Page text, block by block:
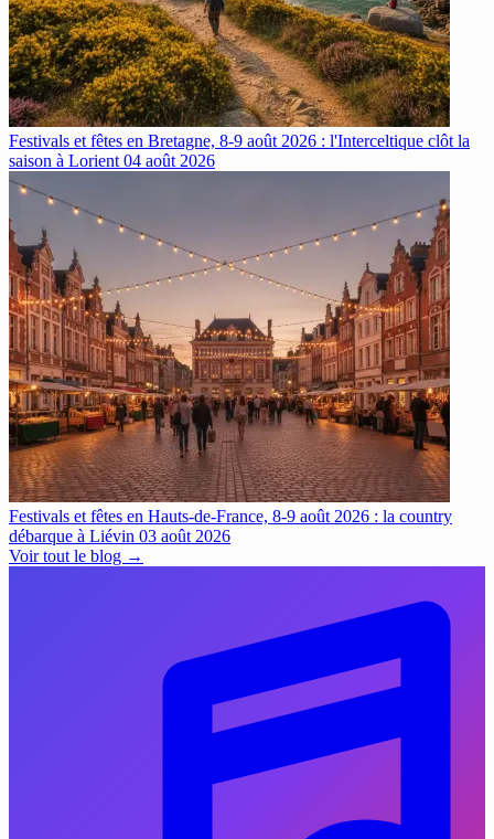
Festivals et fêtes en Bretagne, 8-9 août 2026 : l'Interceltique clôt la
saison à Lorient 04 août 2026
Festivals et fêtes en Hauts-de-France, 8-9 août 2026 : la country
débarque à Liévin 03 août 2026
Voir tout le blog →